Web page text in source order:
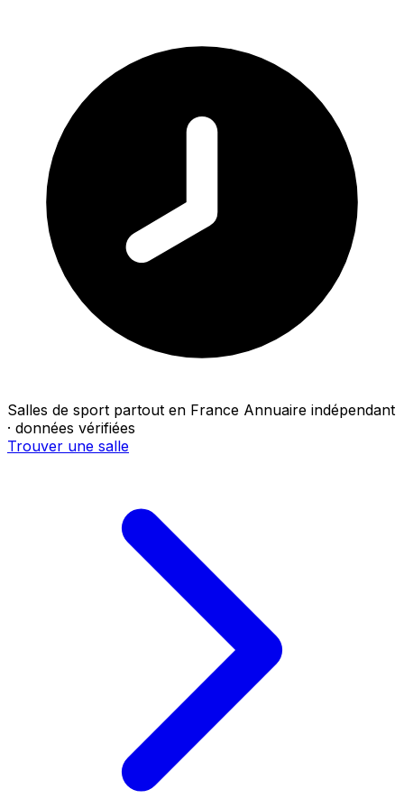
Salles de sport partout en France Annuaire indépendant
· données vérifiées
Trouver une salle